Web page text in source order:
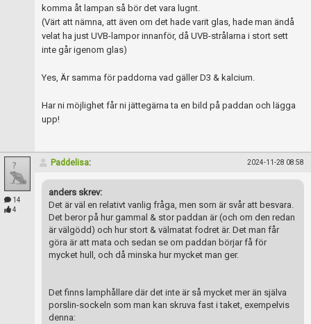
komma åt lampan så bör det vara lugnt.
(Värt att nämna, att även om det hade varit glas, hade man ändå
velat ha just UVB-lampor innanför, då UVB-strålarna i stort sett
inte går igenom glas)
Yes, Är samma för paddorna vad gäller D3 & kalcium.
Har ni möjlighet får ni jättegärna ta en bild på paddan och lägga
upp!
14
4
Paddelisa: 2024-11-28 08:58
anders skrev:
Det är väl en relativt vanlig fråga, men som är svår att besvara.
Det beror på hur gammal & stor paddan är (och om den redan
är välgödd) och hur stort & välmatat fodret är. Det man får
göra är att mata och sedan se om paddan börjar få för
mycket hull, och då minska hur mycket man ger.
Det finns lamphållare där det inte är så mycket mer än själva
porslin-sockeln som man kan skruva fast i taket, exempelvis
denna: